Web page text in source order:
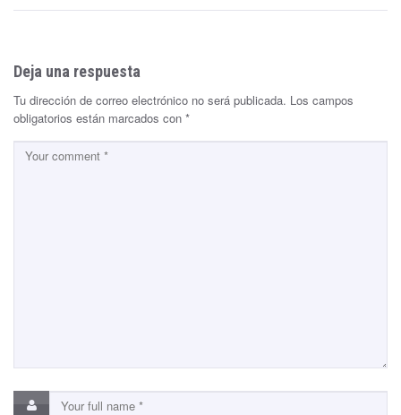
Deja una respuesta
Tu dirección de correo electrónico no será publicada. Los campos
obligatorios están marcados con *